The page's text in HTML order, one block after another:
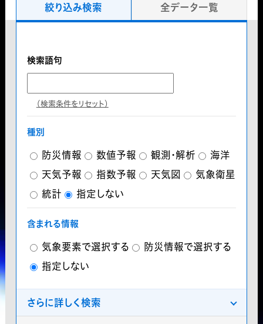
絞り込み検索 全データ一覧
検索語句
（検索条件をリセット）
種別
防災情報 数値予報 観測・解析
海洋
天気予報
指数予報 天気図
気象衛星
統計
指定しない
含まれる情報
気象要素で選択する
防災情報で選択する
指定しない
さらに詳しく検索